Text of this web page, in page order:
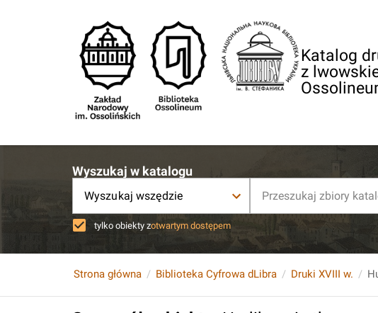
Katalog
z
Wyszukaj w katalogu
Wyszukaj wszędzie
tylko obiekty zotwartym dostępem
Strona główna Biblioteka Cyfrowa dLibra Druki XVIII w.